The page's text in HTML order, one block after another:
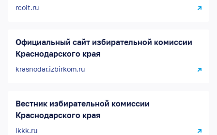
rcoit.ru
Официальный сайт избирательной комиссии
Краснодарского края
krasnodar.izbirkom.ru
Вестник избирательной комиссии
Краснодарского края
ikkk.ru